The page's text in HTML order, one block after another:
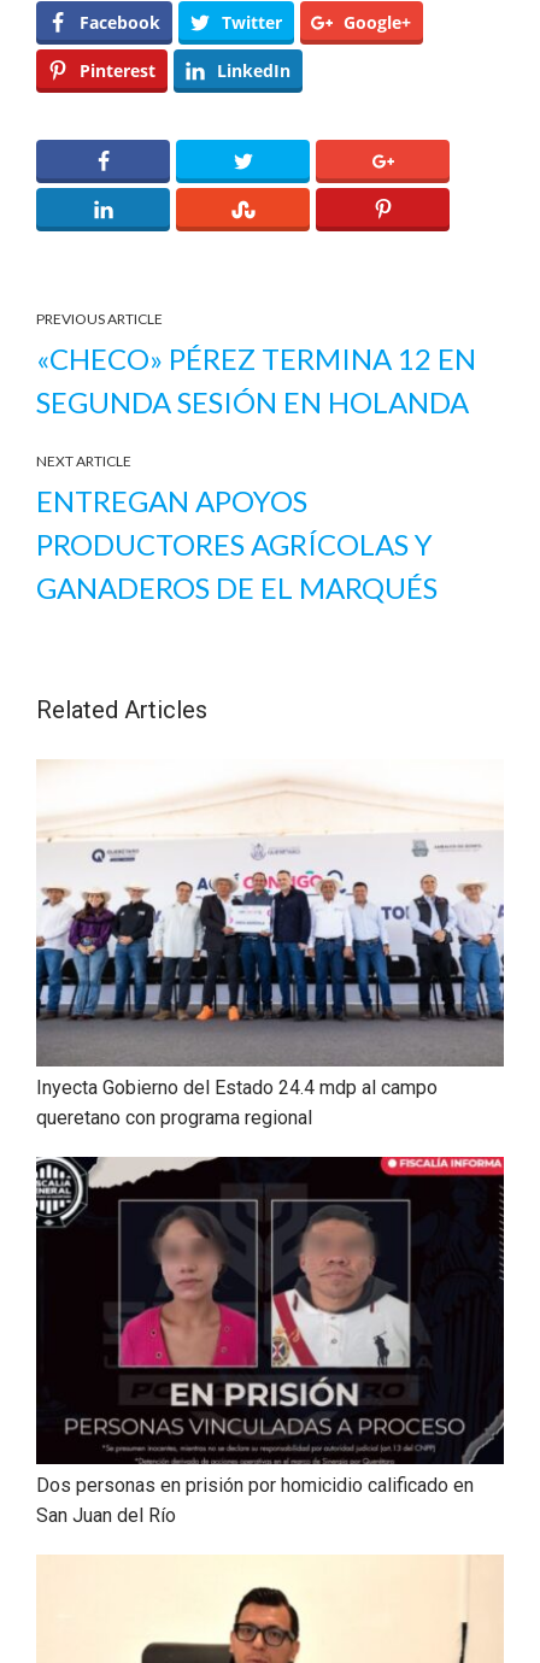
Facebook Twitter Google+
Pinterest LinkedIn
PREVIOUS ARTICLE
«CHECO» PÉREZ TERMINA 12 EN
SEGUNDA SESIÓN EN HOLANDA
NEXT ARTICLE
ENTREGAN APOYOS
PRODUCTORES AGRÍCOLAS Y
GANADEROS DE EL MARQUÉS
Related Articles
Inyecta Gobierno del Estado 24.4 mdp al campo
queretano con programa regional
Dos personas en prisión por homicidio calificado en
San Juan del Río